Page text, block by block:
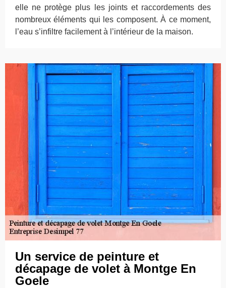
elle ne protège plus les joints et raccordements des
nombreux éléments qui les composent. À ce moment,
l’eau s’infiltre facilement à l’intérieur de la maison.
Un service de peinture et
décapage de volet à Montge En
Goele